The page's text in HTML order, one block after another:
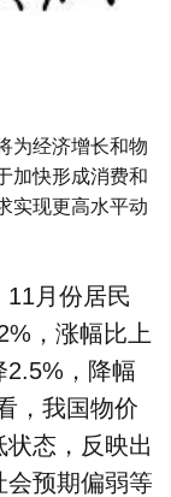
经济增长和物
加快形成消费和
实现更高水平动
月份居民
，涨幅比上
2.5%，降幅
，我国物价
态，反映出
会预期偏弱等